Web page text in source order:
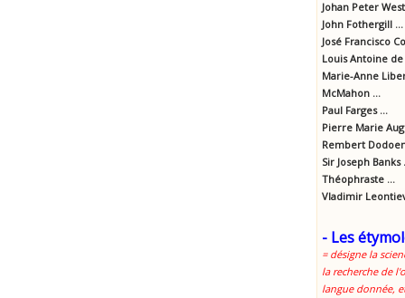
Johan Peter
John Fothergill ...
José Francisco
Louis Antoine
Marie-Anne
McMahon ...
Paul Farges ...
Pierre Marie
Rembert
Sir Joseph Banks
Théophraste ...
Vladimir
- Les
= désigne la
la recherche de
langue donnée,